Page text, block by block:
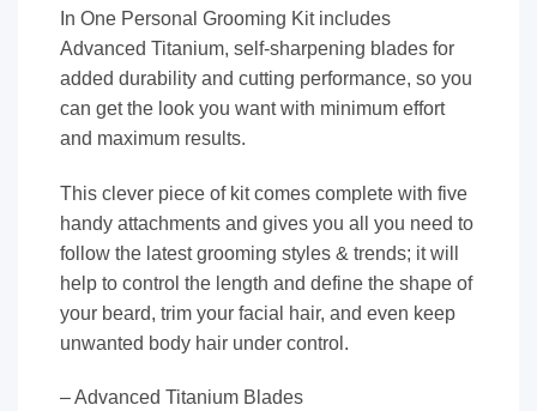
In One Personal Grooming Kit includes
Advanced Titanium, self-sharpening blades for
added durability and cutting performance, so you
can get the look you want with minimum effort
and maximum results.
This clever piece of kit comes complete with five
handy attachments and gives you all you need to
follow the latest grooming styles & trends; it will
help to control the length and define the shape of
your beard, trim your facial hair, and even keep
unwanted body hair under control.
– Advanced Titanium Blades